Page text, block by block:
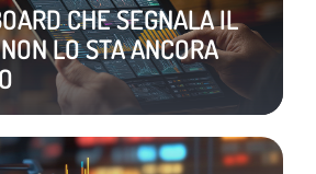
CHE SEGNALA IL
LO STA ANCORA